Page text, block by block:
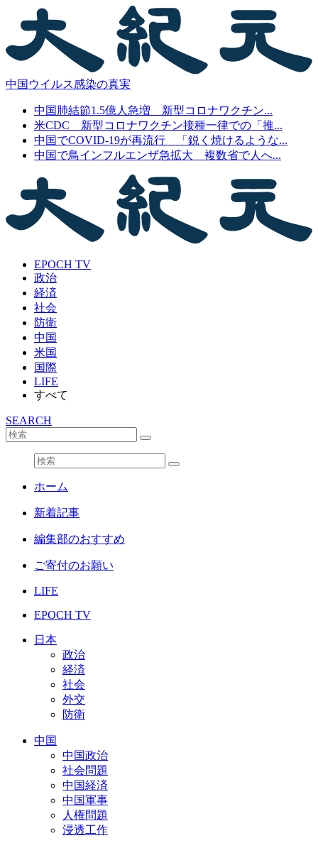
中国ウイルス感染の真実
中国肺結節1.5億人急増 新型コロナワクチン...
米CDC 新型コロナワクチン接種一律での「推...
中国でCOVID-19が再流行 「鋭く焼けるような...
中国で鳥インフルエンザ急拡大 複数省で人へ...
EPOCH TV
政治
経済
社会
防衛
中国
米国
国際
LIFE
すべて
SEARCH
ホーム
新着記事
編集部のおすすめ
ご寄付のお願い
LIFE
EPOCH TV
日本
政治
経済
社会
外交
防衛
中国
中国政治
社会問題
中国経済
中国軍事
人権問題
浸透工作